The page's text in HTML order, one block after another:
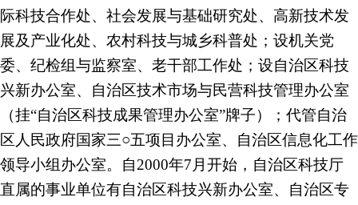
际科技合作处、社会发展与基础研究处、高新技术发
展及产业化处、农村科技与城乡科普处；设机关党
委、纪检组与监察室、老干部工作处；设自治区科技
兴新办公室、自治区技术市场与民营科技管理办公室
（挂“自治区科技成果管理办公室”牌子）；代管自治
区人民政府国家三○五项目办公室、自治区信息化工作
领导小组办公室。自2000年7月开始，自治区科技厅
直属的事业单位有自治区科技兴新办公室、自治区专